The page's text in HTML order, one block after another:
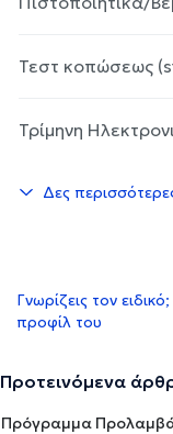
Τεστ κοπώσεως
Τρίμηνη
Δες
Γνωρίζεις τον
προφίλ του
Προτεινόμενα
Πρόγραμμα